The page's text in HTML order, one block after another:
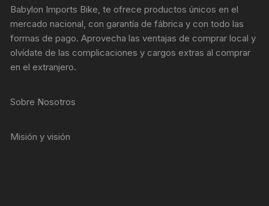
Babylon Imports Bike, te ofrece productos únicos en el
mercado nacional, con garantía de fábrica y con todo las
formas de pago. Aprovecha las ventajas de comprar local y
olvídate de las complicaciones y cargos extras al comprar
en el extranjero.
Sobre Nosotros
Misión y visión